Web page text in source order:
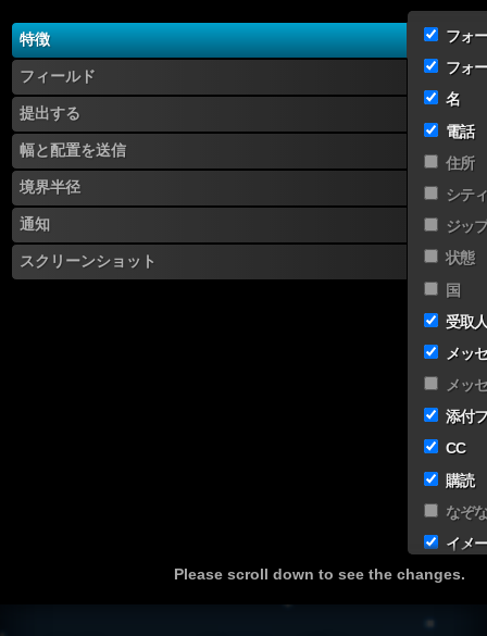
特徴
フィールド
提出する
幅と配置を送信
境界半径
通知
スクリーンショット
フォ
フォ
名
電話
住所
シティ
ジップ
状態
国
受取人
メッ
メッ
添付
CC
購読
なぞ
イメ
Please scroll down to see the changes.
will
love